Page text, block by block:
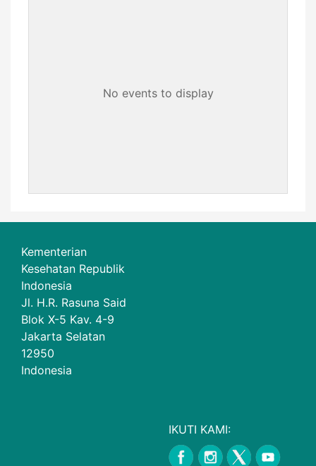
No events to display
Kementerian
Kesehatan Republik
Indonesia
Jl. H.R. Rasuna Said
Blok X-5 Kav. 4-9
Jakarta Selatan
12950
Indonesia
IKUTI KAMI: